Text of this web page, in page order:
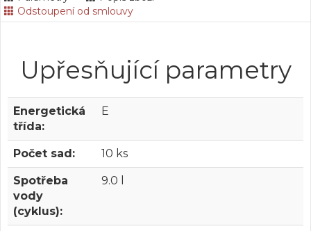
Odstoupení od smlouvy
Upřesňující parametry
Energetická
třída:
E
Počet sad: 10 ks
Spotřeba
vody
(cyklus):
9.0 l